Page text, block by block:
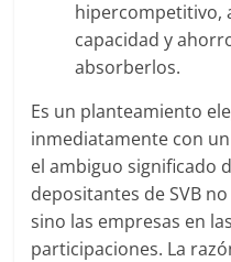
hipercompetitivo,
capacidad y
absorberlos.
Es un planteamiento
inmediatamente con
el ambiguo significado
depositantes de SVB
sino las empresas en
participaciones. La